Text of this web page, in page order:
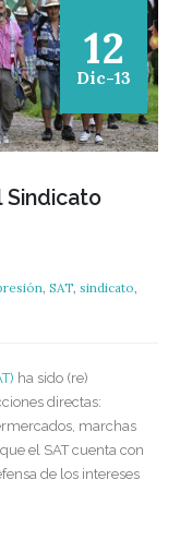
12
Dic-13
Sindicato
SAT sindicato
ha sido (re)
directas:
marchas
el SAT cuenta con
de los intereses